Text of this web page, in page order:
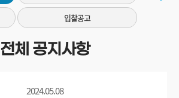
입찰공고
전체 공지사항
2024.05.08